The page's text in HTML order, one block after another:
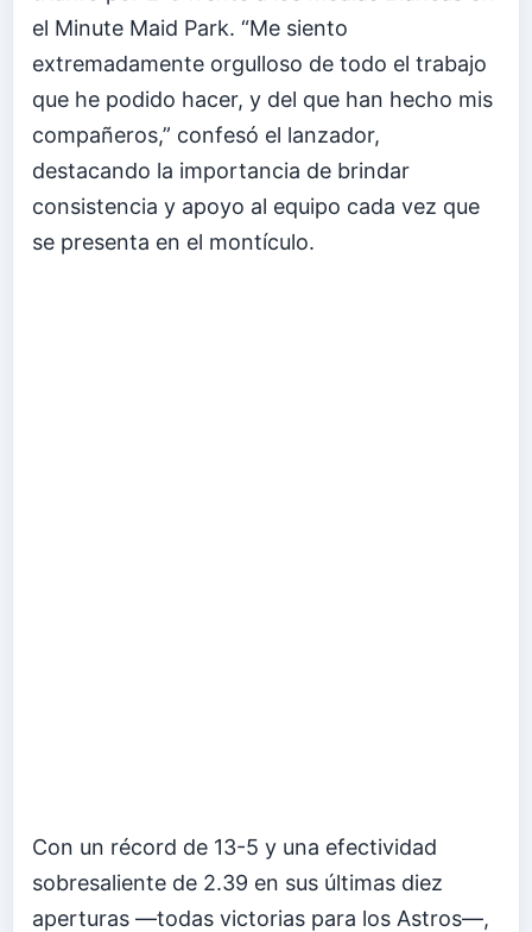
el Minute Maid Park. “Me siento
extremadamente orgulloso de todo el trabajo
que he podido hacer, y del que han hecho mis
compañeros,” confesó el lanzador,
destacando la importancia de brindar
consistencia y apoyo al equipo cada vez que
se presenta en el montículo.
Con un récord de 13-5 y una efectividad
sobresaliente de 2.39 en sus últimas diez
aperturas —todas victorias para los Astros—,